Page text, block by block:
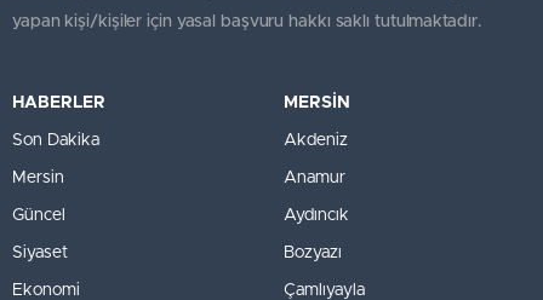
yapan kişi/kişiler için yasal başvuru hakkı saklı tutulmaktadır.
HABERLER
Son Dakika
Mersin
Güncel
Siyaset
Ekonomi
MERSİN
Akdeniz
Anamur
Aydıncık
Bozyazı
Çamlıyayla